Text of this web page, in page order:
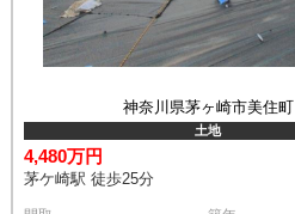
神奈川県茅ヶ崎市美住町
土地
4,480万円
茅ケ崎駅 徒歩25分